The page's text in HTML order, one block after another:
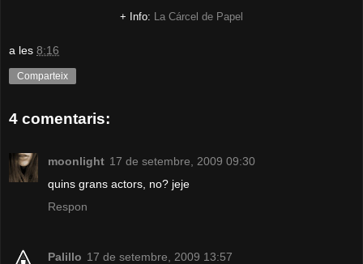
+ Info: La Cárcel de Papel
a les 8:16
Comparteix
4 comentaris:
moonlight 17 de setembre, 2009 09:30
quins grans actors, no? jeje
Respon
Palillo 17 de setembre, 2009 13:57